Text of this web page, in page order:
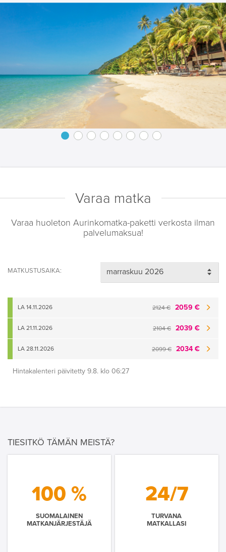
Varaa matka
Varaa huoleton Aurinkomatka-paketti verkosta ilman
palvelumaksua!
MATKUSTUSAIKA:
2124 € 2059 €
LA 14.11.2026
2104 € 2039 €
LA 21.11.2026
2099 € 2034 €
LA 28.11.2026
Hintakalenteri päivitetty 9.8. klo 06:27
TIESITKÖ TÄMÄN MEISTÄ?
100 %
SUOMALAINEN
MATKANJÄRJESTÄJÄ
24/7
TURVANA
MATKALLASI